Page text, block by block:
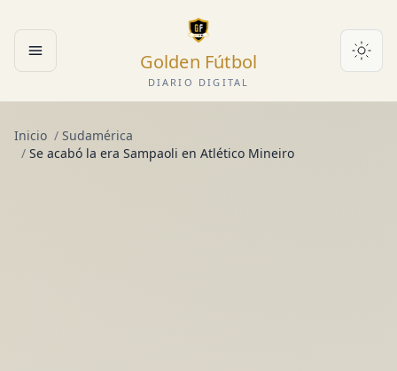
Abrir menú Golden Fútbol
DIARIO DIGITAL
Inicio / Sudamérica
/ Se acabó la era Sampaoli en Atlético Mineiro